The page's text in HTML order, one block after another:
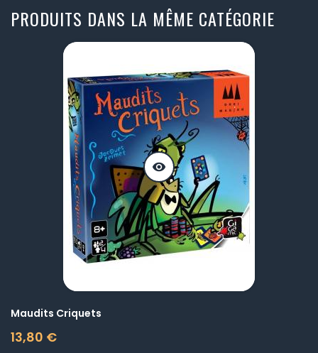
PRODUITS DANS LA MÊME CATÉGORIE
visibility
Maudits Criquets
13,80 €
Prix